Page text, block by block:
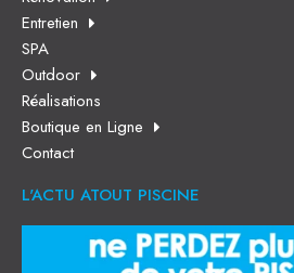
Entretien
SPA
Outdoor
Réalisations
Boutique en Ligne
Contact
L'ACTU ATOUT PISCINE